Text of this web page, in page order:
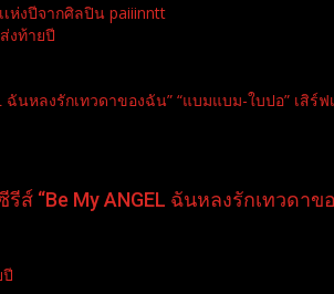
เห่งปีจากศิลปิน paiiinntt
งท้ายปี
นหลงรักเทวดาของฉัน” “แบมแบม-ใบปอ” เสิร์
ส์ “Be My ANGEL ฉันหลงรักเทวด
ปี